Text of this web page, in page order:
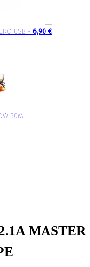
USB - 6,90 €
50ML
MASTER